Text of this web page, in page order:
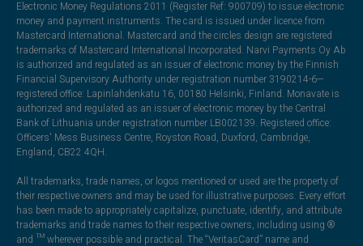
Electronic Money Regulations 2011 (Register Ref: 900709) to issue electronic
money and payment instruments. The card is issued under licence from
Mastercard International. Mastercard and the circles design are registered
trademarks of Mastercard International Incorporated. Narvi Payments Oy Ab
is authorized and regulated as an issuer of electronic money by the Finnish
Financial Supervisory Authority under registration number 3190214-6—
registered office: Lapinlahdenkatu 16, 00180 Helsinki, Finland. Monavate is
authorized and regulated as an issuer of electronic money by the Central
Bank of Lithuania under registration number LB002139. Registered office:
Officers' Mess Business Centre, Royston Road, Duxford, Cambridge,
England, CB22 4QH.
All trademarks, trade names, or logos mentioned or used are the property of
their respective owners and may be used for illustrative purposes. Every effort
has been made to appropriately capitalize, punctuate, identify, and attribute
trademarks and trade names to their respective owners, including using ®
and ™ wherever possible and practical. The “VeritasCard” name and